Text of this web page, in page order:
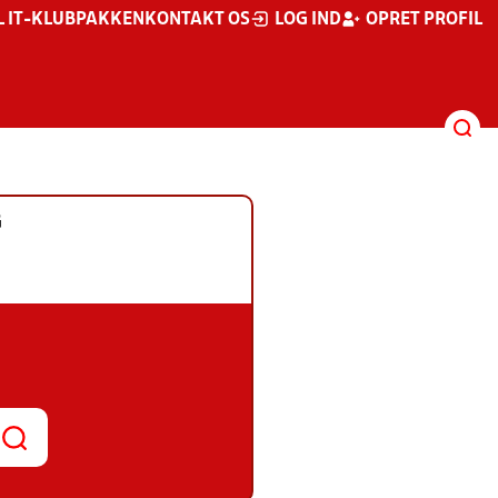
IT-KLUBPAKKEN KONTAKT OS LOG IND OPRET PROFIL